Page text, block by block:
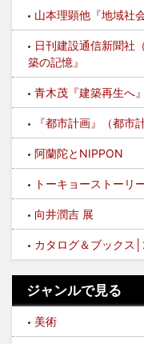
山本理顕他『地域社
日刊建設通信新聞
築の記憶』
青木茂『建築再生へ』
『都市計画』（都市
阿蘭陀とNIPPON
トーキョーストーリ
向井潤吉 展
カタログ＆ブックス
ジャンルで見る
美術